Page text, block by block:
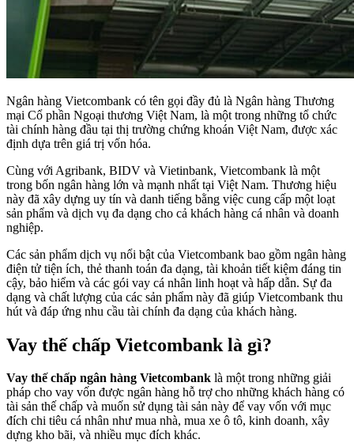
Ngân hàng Vietcombank có tên gọi đầy đủ là Ngân hàng Thương
mại Cổ phần Ngoại thương Việt Nam, là một trong những tổ chức
tài chính hàng đầu tại thị trường chứng khoán Việt Nam, được xác
định dựa trên giá trị vốn hóa.
Cùng với Agribank, BIDV và Vietinbank, Vietcombank là một
trong bốn ngân hàng lớn và mạnh nhất tại Việt Nam. Thương hiệu
này đã xây dựng uy tín và danh tiếng bằng việc cung cấp một loạt
sản phẩm và dịch vụ đa dạng cho cả khách hàng cá nhân và doanh
nghiệp.
Các sản phẩm dịch vụ nổi bật của Vietcombank bao gồm ngân hàng
điện tử tiện ích, thẻ thanh toán đa dạng, tài khoản tiết kiệm đáng tin
cậy, bảo hiểm và các gói vay cá nhân linh hoạt và hấp dẫn. Sự đa
dạng và chất lượng của các sản phẩm này đã giúp Vietcombank thu
hút và đáp ứng nhu cầu tài chính đa dạng của khách hàng.
Vay thế chấp Vietcombank là gì?
Vay thế chấp ngân hàng Vietcombank là một trong những giải
pháp cho vay vốn được ngân hàng hỗ trợ cho những khách hàng có
tài sản thế chấp và muốn sử dụng tài sản này để vay vốn với mục
đích chi tiêu cá nhân như mua nhà, mua xe ô tô, kinh doanh, xây
dựng kho bãi, và nhiều mục đích khác.